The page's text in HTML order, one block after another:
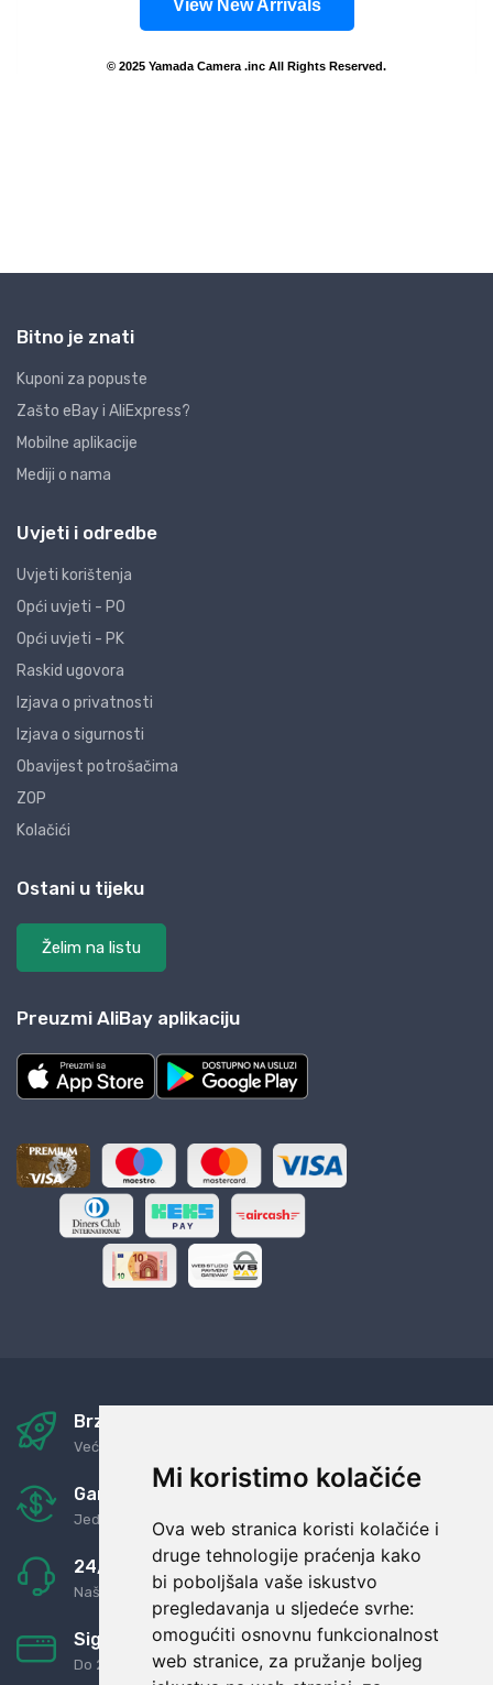
Mi koristimo kolačiće
Ova web stranica koristi kolačiće i
druge tehnologije praćenja kako
bi poboljšala vaše iskustvo
pregledavanja u sljedeće svrhe:
omogućiti osnovnu funkcionalnost
web stranice, za pružanje boljeg
Bitno je znati
Kuponi za popuste
Zašto eBay i AliExpress?
Mobilne aplikacije
Mediji o nama
Uvjeti i odredbe
Uvjeti korištenja
Opći uvjeti - PO
Opći uvjeti - PK
Raskid ugovora
Izjava o privatnosti
Izjava o sigurnosti
Obavijest potrošačima
ZOP
Kolačići
Ostani u tijeku
Želim na listu
Preuzmi AliBay aplikaciju
Brza i sigurna dostava
Već za nekoliko dana kod vas
Garancija u povrat novaca
Jednostavno pravilo: Roba za novac
24/7 odlična podrška
Naši agenti uvijek na raspolaganju
Sigurno obročno plaćanje
Do 24 rata bez kamata